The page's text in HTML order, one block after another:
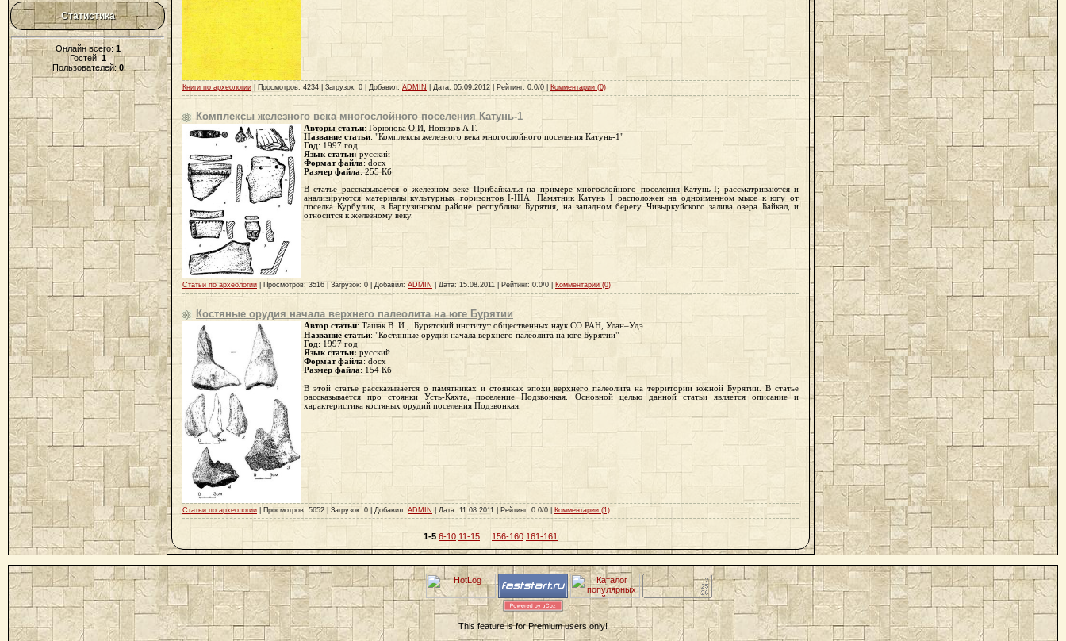
Статистика
Онлайн всего: 1
Гостей:1
Пользователей: 0
Книги по археологии | Просмотров: 4234 | Загрузок: 0 | Добавил: ADMIN | Дата: 05.09.2012 | Рейтинг: 0.0/0 | Комментарии (0)
Комплексы железного века многослойного поселения Катунь-1
Авторы статьи: Горюнова О.И, Новиков А.Г.
Название статьи: "Комплексы железного века многослойного поселения Катунь-1 "
Год: 1997 год
Язык статьи: русский
Формат файла: docx
Размер файла:255 Кб
В статье рассказывается о железном веке Прибайкалья на примере многослойного поселения Катунь-I; рассматриваются и
анализируются материалы культурных горизонтов I-IIIA. Памятник Катунь I расположен на одноименном мысе к югу от
поселка Курбулик, в Баргузинском районе республики Бурятия, на западном берегу Чивыркуйского залива озера Байкал, и
относится к железному веку.
Статьи по археологии | Просмотров: 3516 | Загрузок: 0 | Добавил: ADMIN | Дата: 15.08.2011 | Рейтинг: 0.0/0 | Комментарии (0)
Костяные орудия начала верхнего палеолита на юге Бурятии
Автор статьи: Ташак В. И., Бурятский институт общественных наук СО РАН, Улан–Удэ
Название статьи: "Костянные орудия начала верхнего палеолита на юге Бурятии"
Год: 1997 год
Язык статьи: русский
Формат файла: docx
Размер файла: 154 Кб
В этой статье рассказывается о памятниках и стоянках эпохи верхнего палеолита на территории южной Бурятии. В статье
рассказывается про стоянки Усть-Кяхта, поселение Подзвонкая
Основной целью данной статьи является описание и
характеристика костяных орудий поселения Подзвонкая.
Статьи по археологии | Просмотров: 5652 | Загрузок: 0 | Добавил: ADMIN | Дата: 11.08.2011 | Рейтинг: 0.0/0 | Комментарии (1)
1-5 6-10 11-15 156-160 161-161
This feature is for Premium users only!